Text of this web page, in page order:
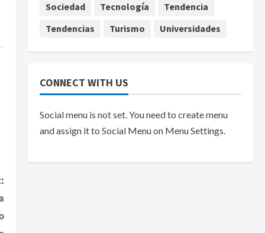
Sociedad
Tecnología
Tendencia
Tendencias
Turismo Universidades
CONNECT WITH US
Social menu is not set. You need to create menu
and assign it to Social Menu on Menu Settings.